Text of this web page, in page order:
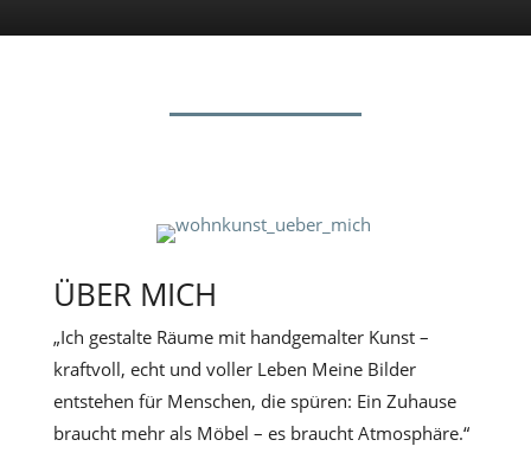
ÜBER MICH
„Ich gestalte Räume mit handgemalter Kunst –
kraftvoll, echt und voller Leben Meine Bilder
entstehen für Menschen, die spüren: Ein Zuhause
braucht mehr als Möbel – es braucht Atmosphäre.“